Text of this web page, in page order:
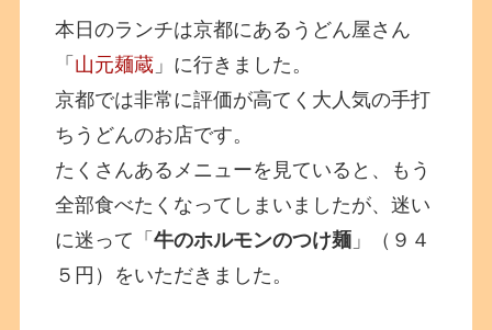
本日のランチは京都にあるうどん屋さん
「 山元麺蔵 」に行きました。
京都では非常に評価が高てく大人気の手打
ちうどんのお店です。
たくさんあるメニューを見ていると、もう
全部食べたくなってしまいましたが、迷い
に迷って「牛のホルモンのつけ麺 」（９４
５円）をいただきました。